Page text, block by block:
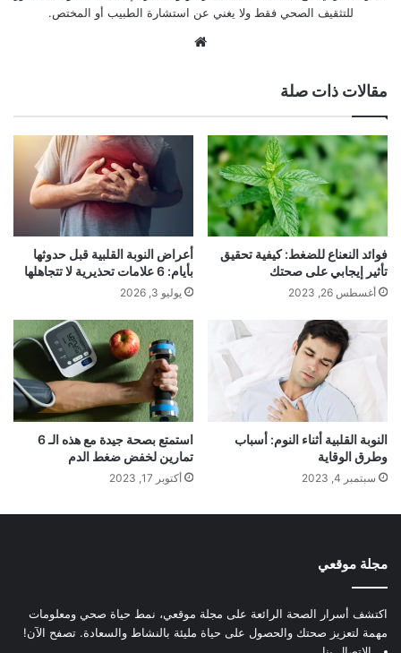
للتثقيف الصحي فقط ولا يغني عن استشارة الطبيب أو المختص.
مقالات ذات صلة
فوائد النعناع للضغط: كيفية تحقيق
تأثير إيجابي على صحتك
أغسطس 26, 2023
أعراض النوبة القلبية قبل حدوثها
بأيام: 6 علامات تحذيرية لا تتجاهلها
يوليو 3, 2026
النوبة القلبية أثناء النوم: أسباب
وطرق الوقاية
سبتمبر 4, 2023
استمتع بصحة جيدة مع هذه الـ 6
تمارين لخفض ضغط الدم
أكتوبر 17, 2023
مجلة موقعي
اكتشف أسرار الصحة الرائعة على مجلة موقعي، نمط حياة صحي ومعلومات
مهمة لتعزيز صحتك والحصول على حياة مليئة بالنشاط والسعادة. تصفح الآن!